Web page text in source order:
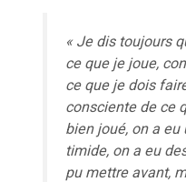
« Je dis toujours
ce que je joue,
ce que je dois
consciente de ce
bien joué, on a
timide, on a eu
pu mettre avant,